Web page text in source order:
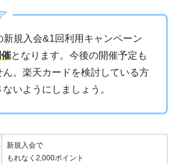
新規入会&1回利用キャンペーン
となります。今後の開催予定も
ん。楽天カードを検討している方
いようにしましょう。
新規入会で
もれなく2,000ポイント